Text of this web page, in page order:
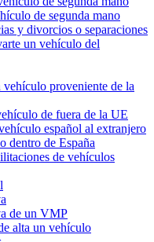
de segunda mano
y divorcios o separaciones
un vehículo del
proveniente de la
de fuera de la UE
español al extranjero
dentro de España
de vehículos
de un VMP
alta un vehículo